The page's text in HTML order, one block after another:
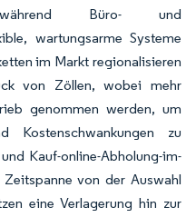
Büro- und
wartungsarme Systeme
im Markt regionalisieren
von Zöllen, wobei mehr
genommen werden, um
Kostenschwankungen zu
Kauf-online-Abholung-im-
von der Auswahl
eine Verlagerung hin zur